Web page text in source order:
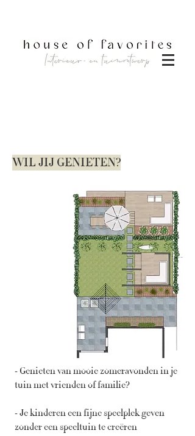
WIL JIJ GENIETEN?
- Genieten van mooie zomeravonden in je
tuin met vrienden of familie?
- Je kinderen een fijne speelplek geven
zonder een speeltuin te creëren